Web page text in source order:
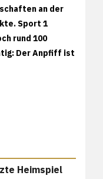
an der
Sport 1
rund 100
Der Anpfiff ist
Heimspiel